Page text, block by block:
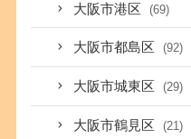
大阪市港区 (69)
大阪市都島区 (92)
大阪市城東区 (29)
大阪市鶴見区 (21)